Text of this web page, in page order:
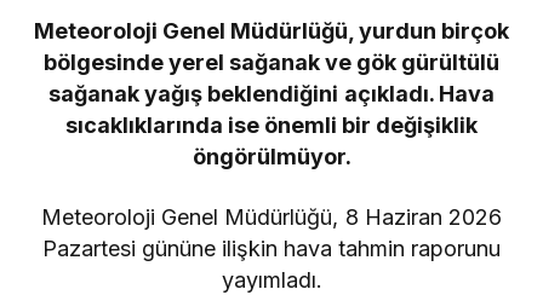
Meteoroloji Genel Müdürlüğü, yurdun birçok
bölgesinde yerel sağanak ve gök gürültülü
sağanak yağış beklendiğini açıkladı. Hava
sıcaklıklarında ise önemli bir değişiklik
öngörülmüyor.
Meteoroloji Genel Müdürlüğü, 8 Haziran 2026
Pazartesi gününe ilişkin hava tahmin raporunu
yayımladı.